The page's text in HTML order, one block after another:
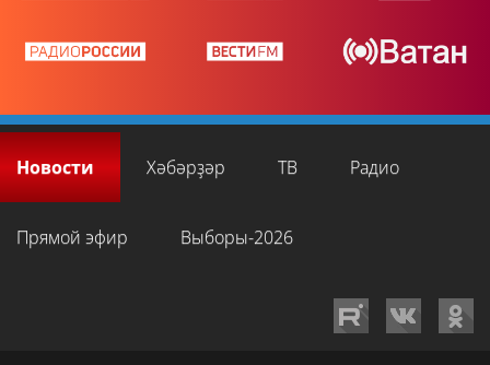
Новости Хәбәрҙәр ТВ Радио
Прямой эфир Выборы-2026